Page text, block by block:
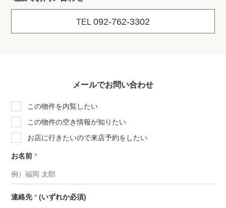
TEL 092-762-3302
メールでお問い合わせ
この物件を内覧したい
この物件の空き情報が知りたい
お店に行きたいので来店予約をしたい
お名前*
連絡先* (いずれか必須)